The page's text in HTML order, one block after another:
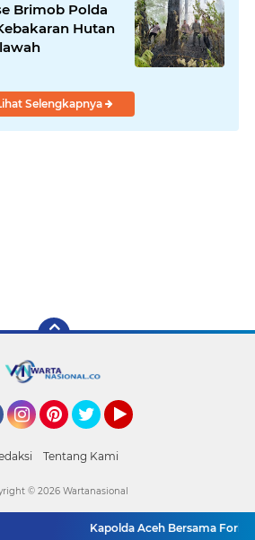
Brimob Polda
Hutan
Selengkapnya
Tentang Kami
Kapolda Aceh Bersama
© 2026 Wartanasional